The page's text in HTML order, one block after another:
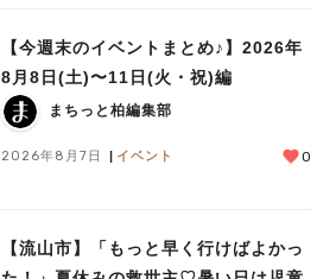
【今週末のイベントまとめ♪】2026年
8月8日(土)〜11日(火・祝)編
まちっと柏編集部
2026年8月7日 イベント 0
【流山市】「もっと早く行けばよかっ